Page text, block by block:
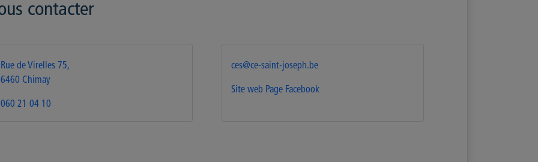
contacter
Rue de Virelles 75,
6460 Chimay
060 21 04 10
ces@ce-saint-joseph.be
Site web Page Facebook